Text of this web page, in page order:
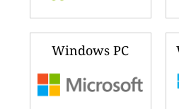
Windows PC